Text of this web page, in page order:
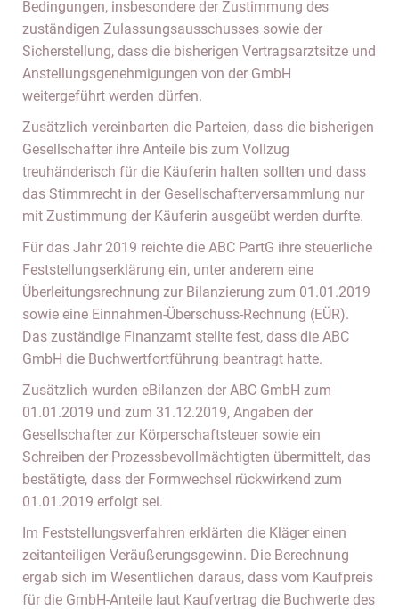
Bedingungen, insbesondere der Zustimmung des
zuständigen Zulassungsausschusses sowie der
Sicherstellung, dass die bisherigen Vertragsarztsitze und
Anstellungsgenehmigungen von der GmbH
weitergeführt werden dürfen.
Zusätzlich vereinbarten die Parteien, dass die bisherigen
Gesellschafter ihre Anteile bis zum Vollzug
treuhänderisch für die Käuferin halten sollten und dass
das Stimmrecht in der Gesellschafterversammlung nur
mit Zustimmung der Käuferin ausgeübt werden durfte.
Für das Jahr 2019 reichte die ABC PartG ihre steuerliche
Feststellungserklärung ein, unter anderem eine
Überleitungsrechnung zur Bilanzierung zum 01.01.2019
sowie eine Einnahmen-Überschuss-Rechnung (EÜR).
Das zuständige Finanzamt stellte fest, dass die ABC
GmbH die Buchwertfortführung beantragt hatte.
Zusätzlich wurden eBilanzen der ABC GmbH zum
01.01.2019 und zum 31.12.2019, Angaben der
Gesellschafter zur Körperschaftsteuer sowie ein
Schreiben der Prozessbevollmächtigten übermittelt, das
bestätigte, dass der Formwechsel rückwirkend zum
01.01.2019 erfolgt sei.
Im Feststellungsverfahren erklärten die Kläger einen
zeitanteiligen Veräußerungsgewinn. Die Berechnung
ergab sich im Wesentlichen daraus, dass vom Kaufpreis
für die GmbH-Anteile laut Kaufvertrag die Buchwerte des